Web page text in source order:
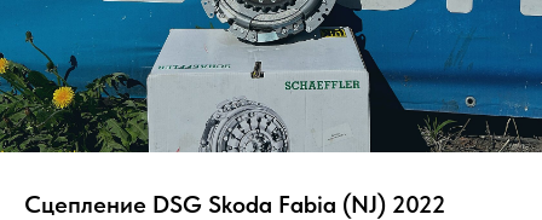
Сцепление DSG Skoda Fabia (NJ) 2022